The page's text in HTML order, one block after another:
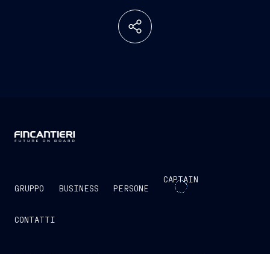
GRUPPO BUSINESS PERSONE
CAPTAIN
CONTATTI